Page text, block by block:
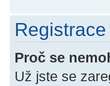
Proč se
Už jste se